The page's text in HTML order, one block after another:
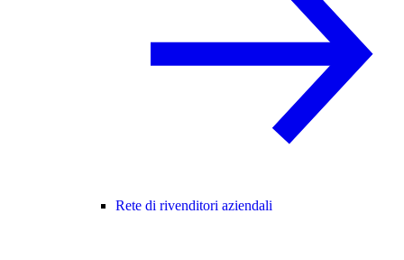
Rete di rivenditori aziendali